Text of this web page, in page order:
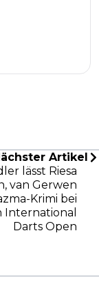
Artikel
lässt Riesa
van Gerwen
Krimi bei
International
Darts Open